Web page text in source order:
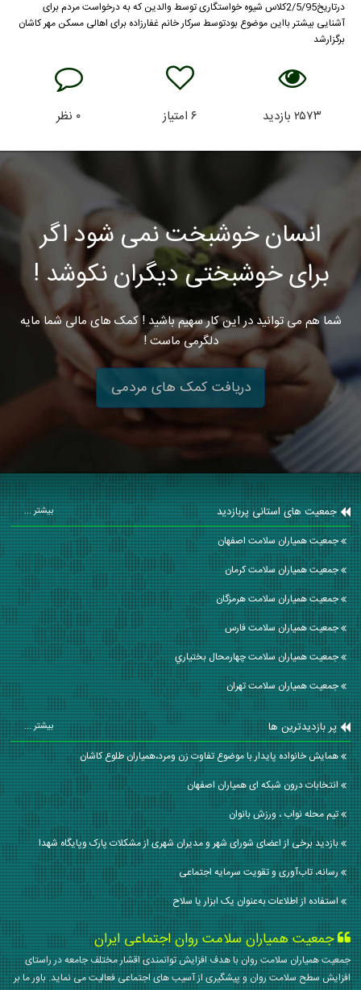
درتاریخ2/5/95کلاس شیوه خواستگاری توسط والدین که به درخواست مردم برای
آشنایی بیشتر بااین موضوع بودتوسط سرکار خانم غفارزاده برای اهالی مسکن مهر کاشان
برگزارشد
۲۵۷۳بازدید ۶امتیاز ۰ نظر
انسان خوشبخت نمی شود اگر
برای خوشبختی دیگران نکوشد !
شما هم می توانید در این کار سهیم باشید ! کمک های مالی شما مایه
دلگرمی ماست !
دریافت کمک های مردمی
جمعیت های استانی پربازدید بیشتر ...
جمعیت همیاران سلامت اصفهان
جمعیت همیاران سلامت كرمان
جمعیت همیاران سلامت هرمزگان
جمعیت همیاران سلامت فارس
جمعیت همیاران سلامت چهارمحال بختياري
جمعیت همیاران سلامت تهران
پر بازدیدترین ها بیشتر ...
همایش خانواده پایدار با موضوع تفاوت زن ومرد،همیاران طلوع کاشان
انتخابات درون شبکه ای همیاران اصفهان
تیم محله نواب ، ورزش بانوان
بازدید برخی از اعضای شورای شهر و مدیران شهری از مشکلات پارک وپایگاه شهدا
رسانه، تاب‌آوری و تقویت سرمایه اجتماعی
استفاده از اطلاعات به‌عنوان یک ابزار یا سلاح
جمعیت همیاران سلامت روان اجتماعی ایران
جمعیت همیاران سلامت روان با هدف افزایش توانمندی اقشار مختلف جامعه در راستای
افزایش سطح سلامت روان و پیشگیری از آسیب های اجتماعی فعالیت می نماید. باور ما بر